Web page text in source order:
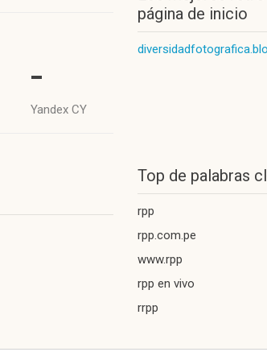
-
Yandex CY
página de inicio
Top de palabras
rpp
rpp.com.pe
www.rpp
rpp en vivo
rrpp